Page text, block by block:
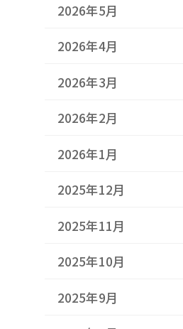
2026年5月
2026年4月
2026年3月
2026年2月
2026年1月
2025年12月
2025年11月
2025年10月
2025年9月